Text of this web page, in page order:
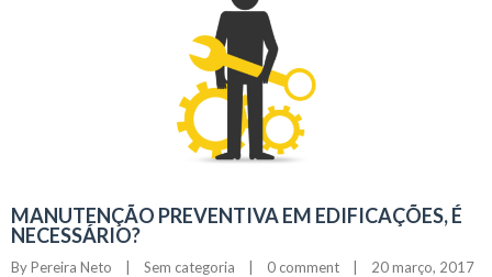
MANUTENÇÃO PREVENTIVA EM EDIFICAÇÕES, É
NECESSÁRIO?
By Pereira Neto Sem categoria 0 comment